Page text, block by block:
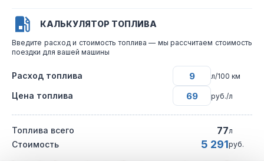
КАЛЬКУЛЯТОР ТОПЛИВА
Введите расход и стоимость топлива — мы рассчитаем стоимость
поездки для вашей машины
Расход топлива л/100 км
Цена топлива руб./л
Топлива всего 77л
Стоимость 5 291руб.